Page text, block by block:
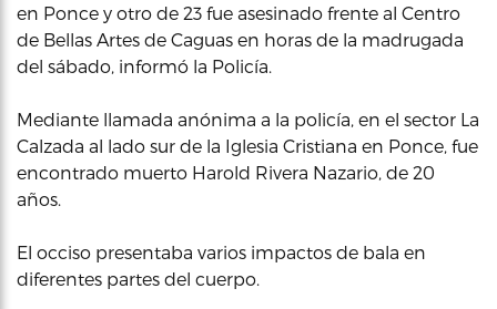
en Ponce y otro de 23 fue asesinado frente al Centro
de Bellas Artes de Caguas en horas de la madrugada
del sábado, informó la Policía.
Mediante llamada anónima a la policía, en el sector La
Calzada al lado sur de la Iglesia Cristiana en Ponce, fue
encontrado muerto Harold Rivera Nazario, de 20
años.
El occiso presentaba varios impactos de bala en
diferentes partes del cuerpo.